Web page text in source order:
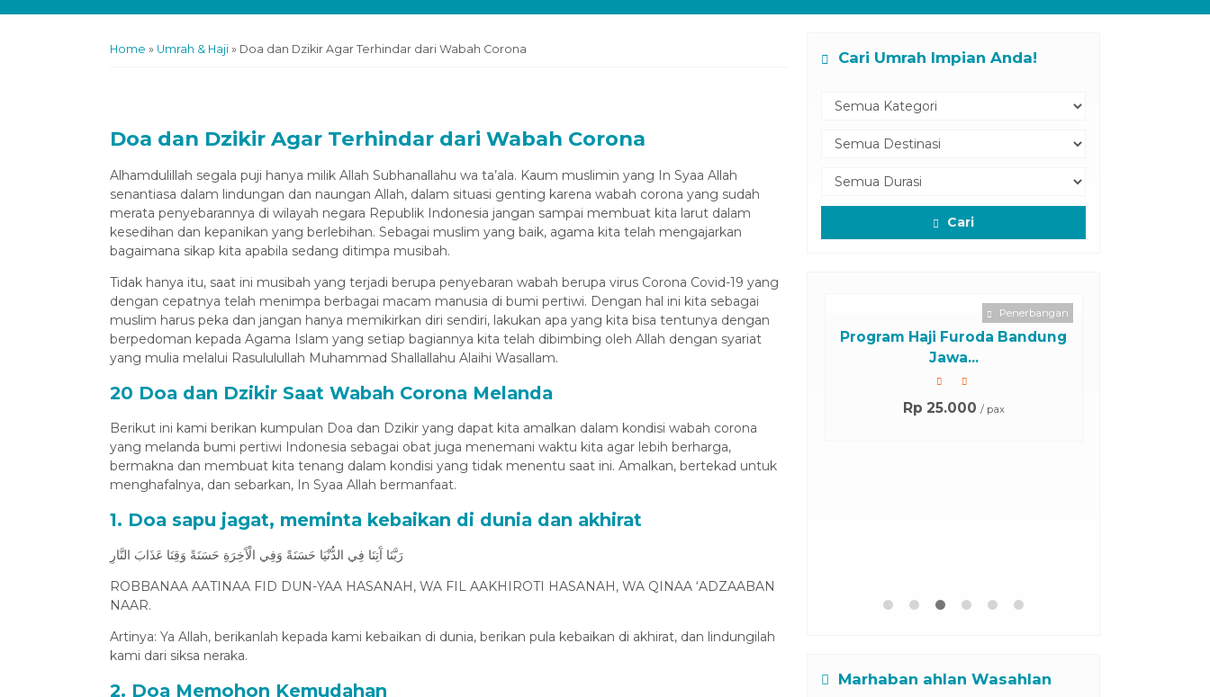
Home » Umrah & Haji » Doa dan Dzikir Agar Terhindar dari Wabah Corona
Doa dan Dzikir Agar Terhindar dari Wabah Corona
Alhamdulillah segala puji hanya milik Allah Subhanallahu wa ta’ala. Kaum muslimin yang In Syaa Allah
senantiasa dalam lindungan dan naungan Allah, dalam situasi genting karena wabah corona yang sudah
merata penyebarannya di wilayah negara Republik Indonesia jangan sampai membuat kita larut dalam
kesedihan dan kepanikan yang berlebihan. Sebagai muslim yang baik, agama kita telah mengajarkan
bagaimana sikap kita apabila sedang ditimpa musibah.
Tidak hanya itu, saat ini musibah yang terjadi berupa penyebaran wabah berupa virus Corona Covid-19 yang
dengan cepatnya telah menimpa berbagai macam manusia di bumi pertiwi. Dengan hal ini kita sebagai
muslim harus peka dan jangan hanya memikirkan diri sendiri, lakukan apa yang kita bisa tentunya dengan
berpedoman kepada Agama Islam yang setiap bagiannya kita telah dibimbing oleh Allah dengan syariat
yang mulia melalui Rasululullah Muhammad Shallallahu Alaihi Wasallam.
20 Doa dan Dzikir Saat Wabah Corona Melanda
Berikut ini kami berikan kumpulan Doa dan Dzikir yang dapat kita amalkan dalam kondisi wabah corona
yang melanda bumi pertiwi Indonesia sebagai obat juga menemani waktu kita agar lebih berharga,
bermakna dan membuat kita tenang dalam kondisi yang tidak menentu saat ini. Amalkan, bertekad untuk
menghafalnya, dan sebarkan, In Syaa Allah bermanfaat.
1. Doa sapu jagat, meminta kebaikan di dunia dan akhirat
رَبَّنَا آَتِنَا فِي الدُّنْيَا حَسَنَةً وَفِي الْآَخِرَةِ حَسَنَةً وَقِنَا عَذَابَ النَّارِ
ROBBANAA AATINAA FID DUN-YAA HASANAH, WA FIL AAKHIROTI HASANAH, WA QINAA ‘ADZAABAN
NAAR.
Artinya: Ya Allah, berikanlah kepada kami kebaikan di dunia, berikan pula kebaikan di akhirat, dan lindungilah
kami dari siksa neraka.
2. Doa Memohon Kemudahan
Cari Umrah Impian Anda!
Cari
Umrah Plus Turki “Winter
Seaso...
Penerbangan Hotel
Paket Umroh Maulid Arbain 15
Rp 36.000.000 / pax
Penerbangan
Program Haji Furoda Bandung
Jawa...
Rp 25.000 / pax
Penerbangan
Marhaban ahlan Wasahlan